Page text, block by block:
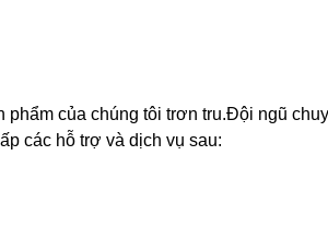
của chúng tôi trơn tru.Đội ngũ
các hỗ trợ và dịch vụ sau: